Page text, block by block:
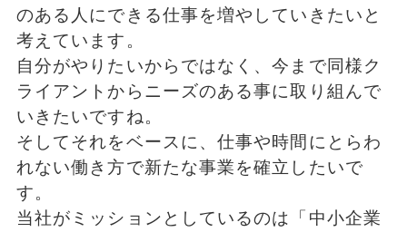
のある人にできる仕事を増やしていきたいと
考えています。
自分がやりたいからではなく、今まで同様ク
ライアントからニーズのある事に取り組んで
いきたいですね。
そしてそれをベースに、仕事や時間にとらわ
れない働き方で新たな事業を確立したいで
す。
当社がミッションとしているのは「中小企業